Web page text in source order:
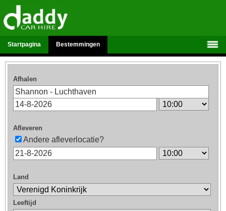
Startpagina Bestemmingen
Afhalen
Afleveren
Andere afleverlocatie?
Land
Leeftijd